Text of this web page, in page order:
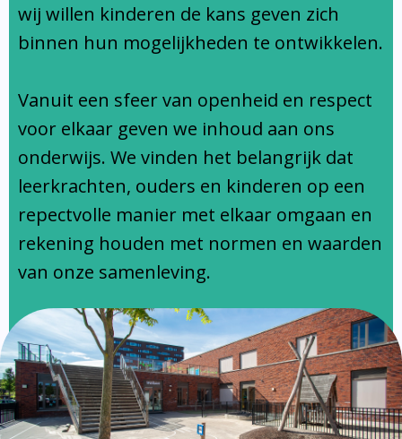
Ondersteuningsprofiel
wij willen kinderen de kans geven zich
binnen hun mogelijkheden te ontwikkelen.
Vanuit een sfeer van openheid en respect
voor elkaar geven we inhoud aan ons
onderwijs. We vinden het belangrijk dat
leerkrachten, ouders en kinderen op een
repectvolle manier met elkaar omgaan en
rekening houden met normen en waarden
van onze samenleving.